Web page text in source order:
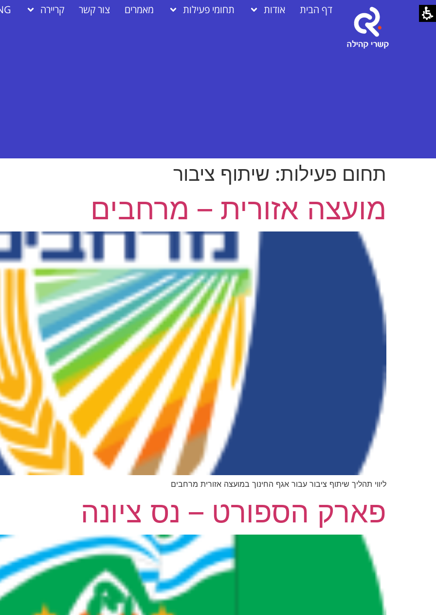
דף הבית אודות תחומי פעילות מאמרים צור קשר קריירה
תחום פעילות: שיתוף ציבור
מועצה אזורית – מרחבים
ליווי תהליך שיתוף ציבור עבור אגף החינוך במועצה אזורית מרחבים
פארק הספורט – נס ציונה